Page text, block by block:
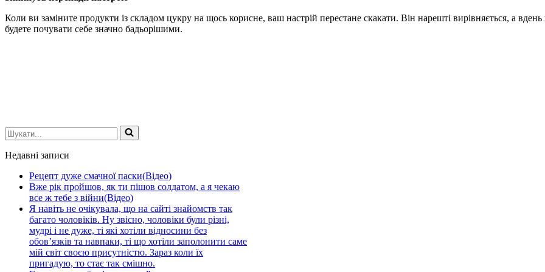
Коли ви заміните продукти із складом цукру на щось корисне, ваш настрій перестане скакати. Він нарешті вирівняється, а вдень
будете почувати себе значно бадьорішими.
Шукати...
Недавні записи
Рецепт дуже смачної паски(Відео)
Вже рік пройшов, як ти пішов солдатом, а я чекаю
все ж тебе з війни(Відео)
Я навіть не очікувала, що на сайті знайомств так
багато чоловіків. Ну звісно, чоловіки були різні,
мудрі і не дуже, ті які хотіли відносини без
обов’язків та навпаки, ті що хотіли заполонити саме
мій світ своєю присутністю. Зараз коли їх
пригадую, то стає так смішно.